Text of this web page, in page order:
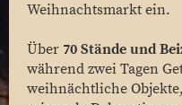
Weihnachtsmarkt ein.
Über 70 Stände und
während zwei Tagen
weihnächtliche